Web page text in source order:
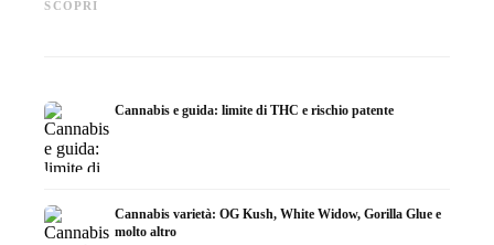
SCOPRI
mostrano gli studi
Cannabis e guida: limite di THC e rischio patente
Cannabis varietà: OG Kush, White Widow, Gorilla Glue e
molto altro